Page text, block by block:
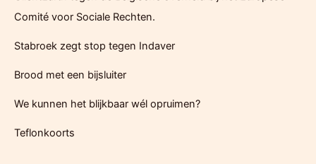
a
r
Comité voor Sociale Rechten.
Stabroek zegt stop tegen Indaver
Brood met een bijsluiter
We kunnen het blijkbaar wél opruimen?
Teflonkoorts